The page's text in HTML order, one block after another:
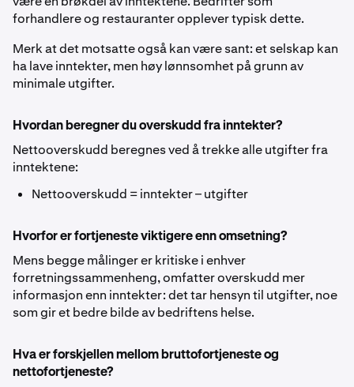
forhandlere og restauranter opplever typisk dette.
Merk at det motsatte også kan være sant: et selskap kan
ha lave inntekter, men høy lønnsomhet på grunn av
minimale utgifter.
Hvordan beregner du overskudd fra inntekter?
Nettooverskudd beregnes ved å trekke alle utgifter fra
inntektene:
Nettooverskudd = inntekter – utgifter
Hvorfor er fortjeneste viktigere enn omsetning?
Mens begge målinger er kritiske i enhver
forretningssammenheng, omfatter overskudd mer
informasjon enn inntekter: det tar hensyn til utgifter, noe
som gir et bedre bilde av bedriftens helse.
Hva er forskjellen mellom bruttofortjeneste og
nettofortjeneste?